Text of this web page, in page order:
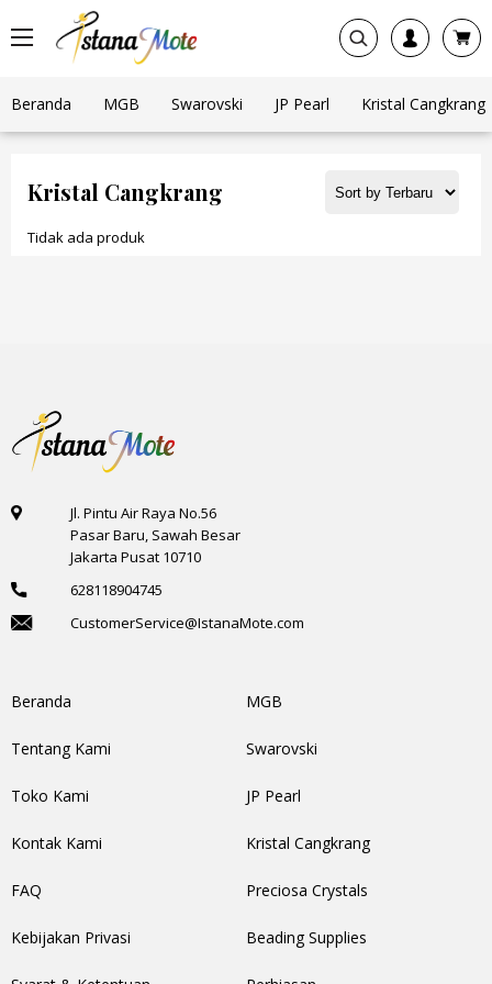
Beranda MGB Swarovski JP Pearl Kristal Cangkrang
Kristal Cangkrang
Tidak ada produk
Jl. Pintu Air Raya No.56
Pasar Baru, Sawah Besar
Jakarta Pusat 10710
628118904745
CustomerService@IstanaMote.com
Beranda
Tentang Kami
Toko Kami
Kontak Kami
FAQ
Kebijakan Privasi
MGB
Swarovski
JP Pearl
Kristal Cangkrang
Preciosa Crystals
Beading Supplies